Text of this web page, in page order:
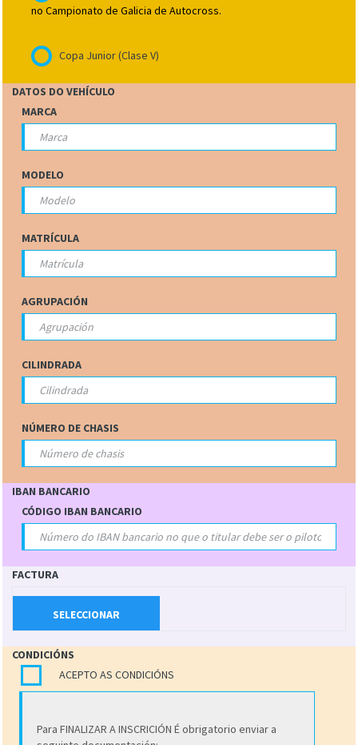
no Campionato de Galicia de Autocross.
Copa Junior (Clase V)
DATOS DO VEHÍCULO
MARCA
MODELO
MATRÍCULA
AGRUPACIÓN
CILINDRADA
NÚMERO DE CHASIS
IBAN BANCARIO
CÓDIGO IBAN BANCARIO
FACTURA
SELECCIONAR
CONDICIÓNS
ACEPTO AS CONDICIÓNS